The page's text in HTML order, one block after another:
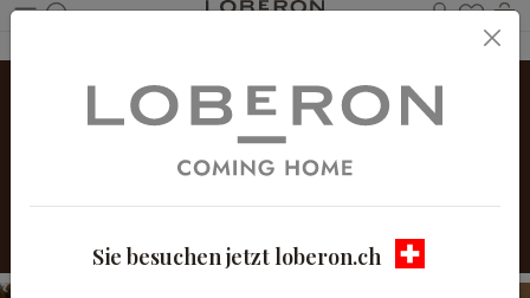
Du
Weihnachtlicher
Lebkuchenzauber
Süße Akzente für Ihr Zuhause
Sie besuchen jetzt loberon.ch